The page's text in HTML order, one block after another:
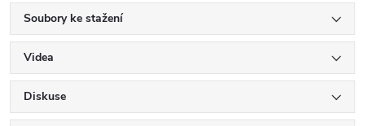
Soubory ke stažení
Videa
Diskuse